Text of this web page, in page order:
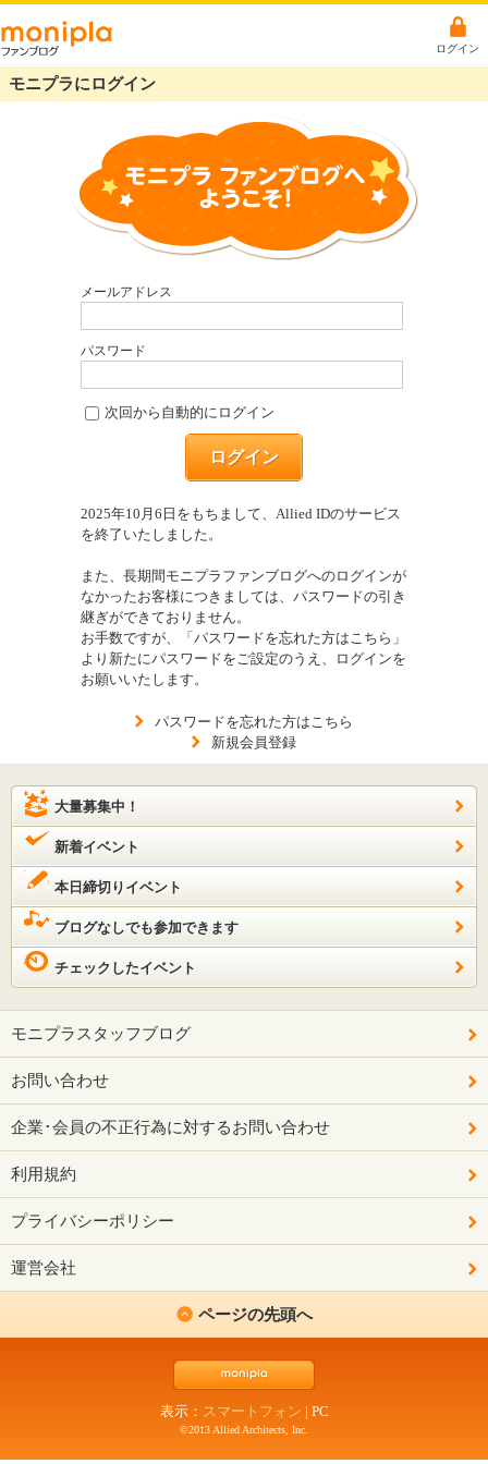
ログイン
モニプラにログイン
メールアドレス
パスワード
次回から自動的にログイン
ログイン
2025年10月6日をもちまして、Allied IDのサービス
を終了いたしました。
また、長期間モニプラファンブログへのログインが
なかったお客様につきましては、パスワードの引き
継ぎができておりません。
お手数ですが、「パスワードを忘れた方はこちら」
より新たにパスワードをご設定のうえ、ログインを
お願いいたします。
パスワードを忘れた方はこちら
新規会員登録
大量募集中！
新着イベント
本日締切りイベント
ブログなしでも参加できます
チェックしたイベント
モニプラスタッフブログ
お問い合わせ
企業･会員の不正行為に対するお問い合わせ
利用規約
プライバシーポリシー
運営会社
ページの先頭へ
表示： スマートフォン | PC
©2013 Allied Architects, Inc.